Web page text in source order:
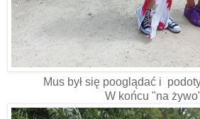
Mus był się pooglądać i
W końcu "na